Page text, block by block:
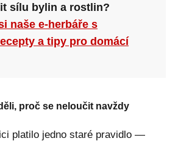
sílu bylin a rostlin?
naše e-herbáře s
a tipy pro domácí
proč se neloučit navždy
platilo jedno staré pravidlo —